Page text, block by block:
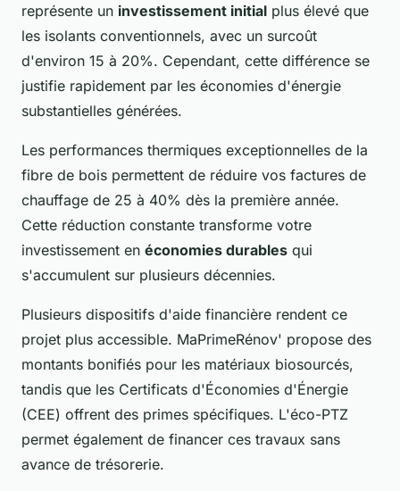
représente un investissement initial plus élevé que
les isolants conventionnels, avec un surcoût
d'environ 15 à 20%. Cependant, cette différence se
justifie rapidement par les économies d'énergie
substantielles générées.
Les performances thermiques exceptionnelles de la
fibre de bois permettent de réduire vos factures de
chauffage de 25 à 40% dès la première année.
Cette réduction constante transforme votre
investissement en économies durables qui
s'accumulent sur plusieurs décennies.
Plusieurs dispositifs d'aide financière rendent ce
projet plus accessible. MaPrimeRénov' propose des
montants bonifiés pour les matériaux biosourcés,
tandis que les Certificats d'Économies d'Énergie
(CEE) offrent des primes spécifiques. L'éco-PTZ
permet également de financer ces travaux sans
avance de trésorerie.